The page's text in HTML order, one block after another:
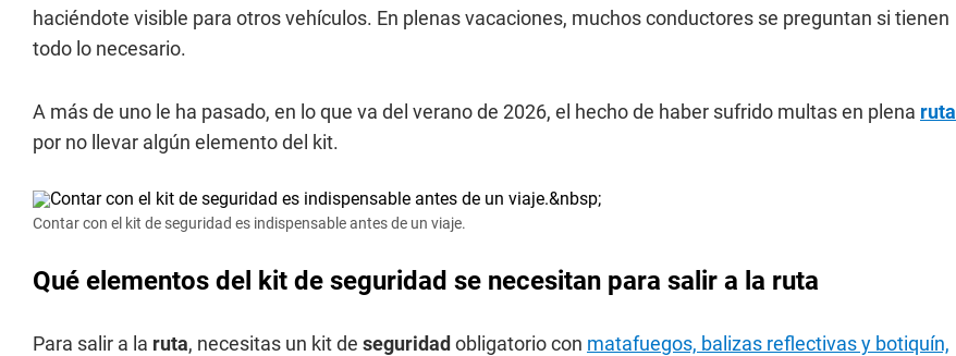
haciéndote visible para otros vehículos. En plenas vacaciones, muchos conductores se preguntan si tienen
todo lo necesario.
A más de uno le ha pasado, en lo que va del verano de 2026, el hecho de haber sufrido multas en plena ruta
por no llevar algún elemento del kit.
Contar con el kit de seguridad es indispensable antes de un viaje.
Qué elementos del kit de seguridad se necesitan para salir a la ruta
Para salir a la ruta, necesitas un kit de seguridad obligatorio con matafuegos, balizas reflectivas y botiquín,